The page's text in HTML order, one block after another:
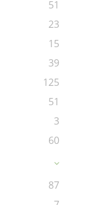
51
23
15
39
125
51
3
60
87